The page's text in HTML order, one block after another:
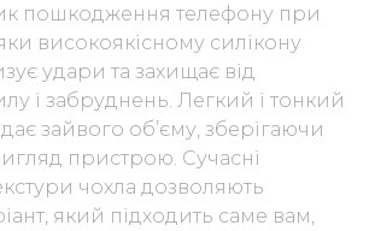
пошкодження телефону при
високоякісному силікону
удари та захищає від
і забруднень. Легкий і тонкий
зайвого об’єму, зберігаючи
пристрою. Сучасні
чохла дозволяють
який підходить саме вам,